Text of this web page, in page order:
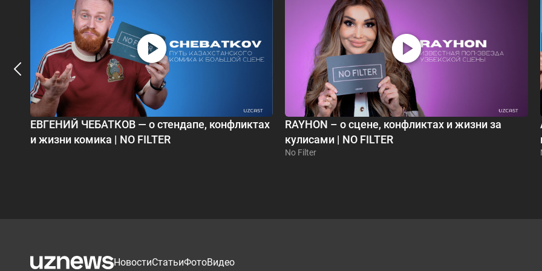
ЕВГЕНИЙ ЧЕБАТКОВ — о стендапе, конфликтах
и жизни комика | NO FILTER
RAYHON – о сцене, конфликтах и жизни за
кулисами | NO FILTER
No Filter
НовостиСтатьиФотоВидео